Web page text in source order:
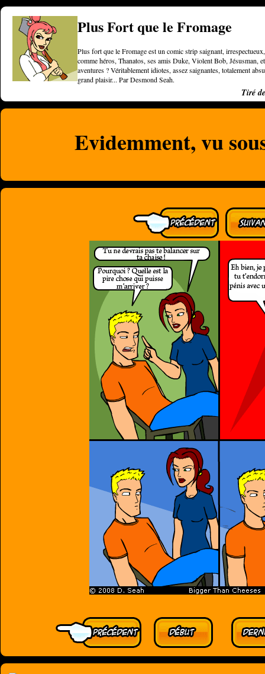
Plus Fort que le Fromage
Plus fort que le Fromage est un comic strip saignant,
comme héros, Thanatos, ses amis Duke, Violent Bob, Jésusman,
aventures ? Véritablement idiotes, assez saignantes, totalement
grand plaisir... Par Desmond Seah.
Tiré
Evidemment, vu